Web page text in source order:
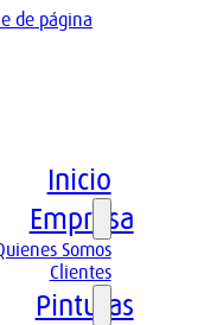
de página
Inicio
Empresa
Somos
Clientes
Pinturas